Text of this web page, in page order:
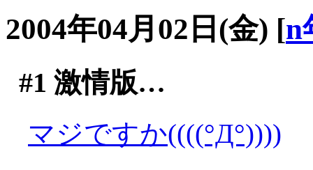
2004年04月02日(金) [n
#1 激情版…
マジですか((((°Д°))))